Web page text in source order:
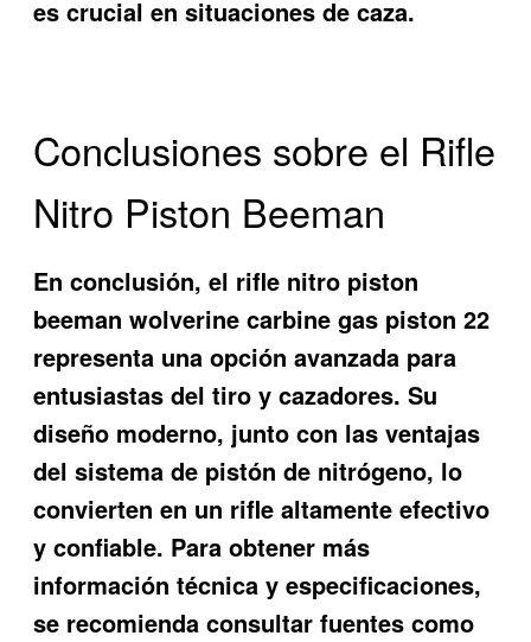
es crucial en situaciones de caza.
Conclusiones sobre el Rifle
Nitro Piston Beeman
En conclusión, el rifle nitro piston
beeman wolverine carbine gas piston 22
representa una opción avanzada para
entusiastas del tiro y cazadores. Su
diseño moderno, junto con las ventajas
del sistema de pistón de nitrógeno, lo
convierten en un rifle altamente efectivo
y confiable. Para obtener más
información técnica y especificaciones,
se recomienda consultar fuentes como